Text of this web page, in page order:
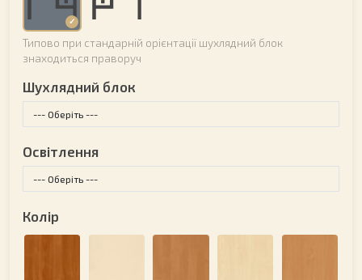
Типово при стандарній орієнтації шухлядний блок
знаходиться праворуч
Шухлядний блок
Освітлення
Колір